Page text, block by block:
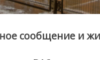
сообщение и